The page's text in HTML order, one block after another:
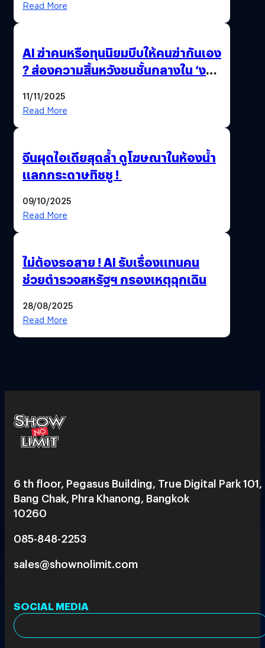
Read More
AI ฆ่าคนหรือทุนนิยมบีบให้คนฆ่ากันเอง
? ส่องความสิ้นหวังชนชั้นกลางใน ‘งาน
11/11/2025
Read More
จีนผุดไอเดียสุดล้ำ ดูโฆษณาในห้องน้ำ
แลกกระดาษทิชชู !
09/10/2025
Read More
ไม่ต้องรอสาย ! AI รับเรื่องแทนคน
ช่วยตำรวจสหรัฐฯ กรองเหตุฉุกเฉิน
28/08/2025
Read More
6 th floor, Pegasus Building, True Digital Park 101,
Bang Chak, Phra Khanong, Bangkok
10260
085-848-2253
sales@shownolimit.com
SOCIAL MEDIA